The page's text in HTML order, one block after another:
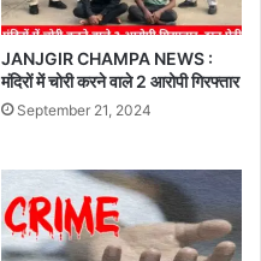
JANJGIR CHAMPA NEWS :
मंदिरों में चोरी करने वाले 2 आरोपी गिरफ्तार
September 21, 2024